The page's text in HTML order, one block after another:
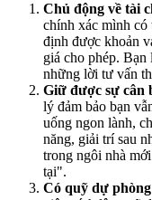
Chủ động về tài
chính xác mình có
định được khoản
giá cho phép.
những lời tư vấn
Giữ được sự cân
lý đảm bảo bạn
uống ngon lành,
năng, giải trí sau
trong ngôi nhà
tại".
Có quỹ dự